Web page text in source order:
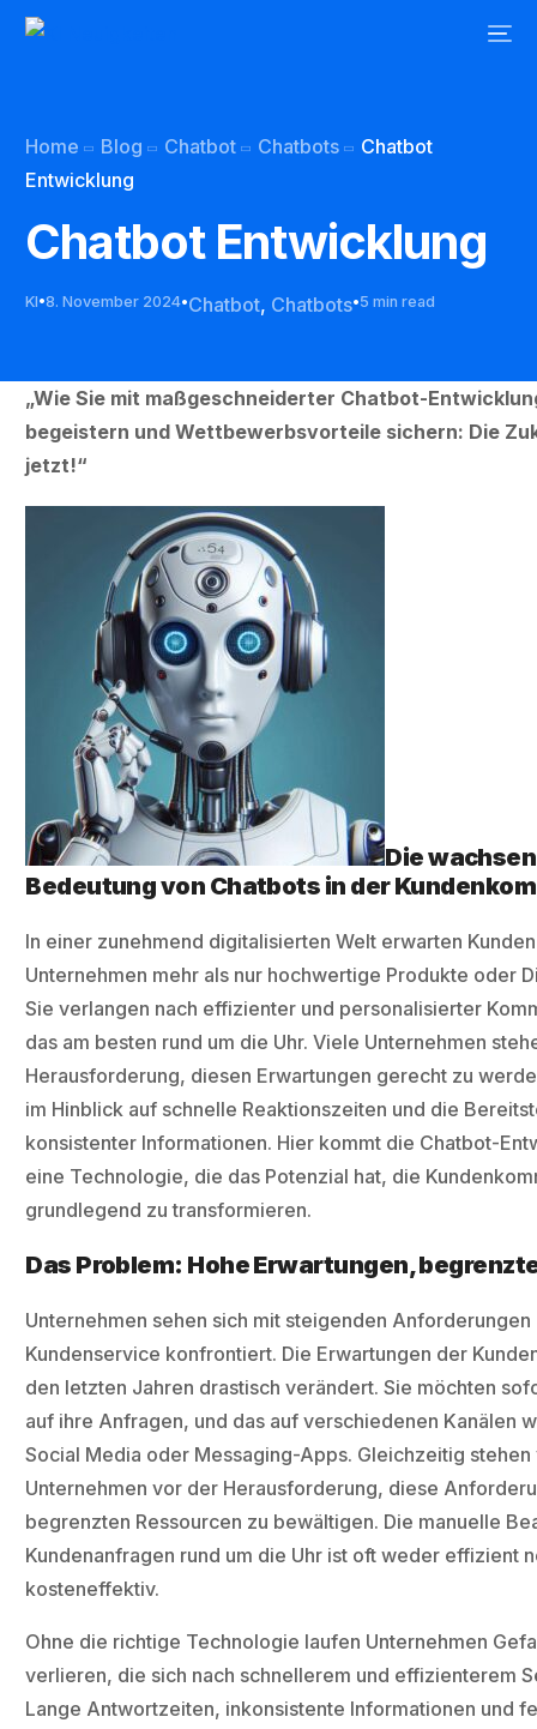
Home Blog Chatbot Chatbots
Chatbot
Entwicklung
Chatbot Entwicklung
KI 8. November 2024 Chatbot, Chatbots 5 min read
„Wie Sie mit maßgeschneiderter Chatbot-
begeistern und Wettbewerbsvorteile sichern: Die
jetzt!“
Die
Bedeutung von Chatbots in der
In einer zunehmend digitalisierten Welt erwarten
Unternehmen mehr als nur hochwertige Produkte oder
Sie verlangen nach effizienter und personalisierter
das am besten rund um die Uhr. Viele Unternehmen
Herausforderung, diesen Erwartungen gerecht zu
im Hinblick auf schnelle Reaktionszeiten und die
konsistenter Informationen. Hier kommt die Chatbot-
eine Technologie, die das Potenzial hat, die
grundlegend zu transformieren.
Das Problem: Hohe Erwartungen,
Unternehmen sehen sich mit steigenden Anforderungen
Kundenservice konfrontiert. Die Erwartungen der
den letzten Jahren drastisch verändert. Sie möchten
auf ihre Anfragen, und das auf verschiedenen Kanälen
Social Media oder Messaging-Apps. Gleichzeitig
Unternehmen vor der Herausforderung, diese
begrenzten Ressourcen zu bewältigen. Die manuelle
Kundenanfragen rund um die Uhr ist oft weder effizient
kosteneffektiv.
Ohne die richtige Technologie laufen Unternehmen
verlieren, die sich nach schnellerem und effizienterem
Lange Antwortzeiten, inkonsistente Informationen und